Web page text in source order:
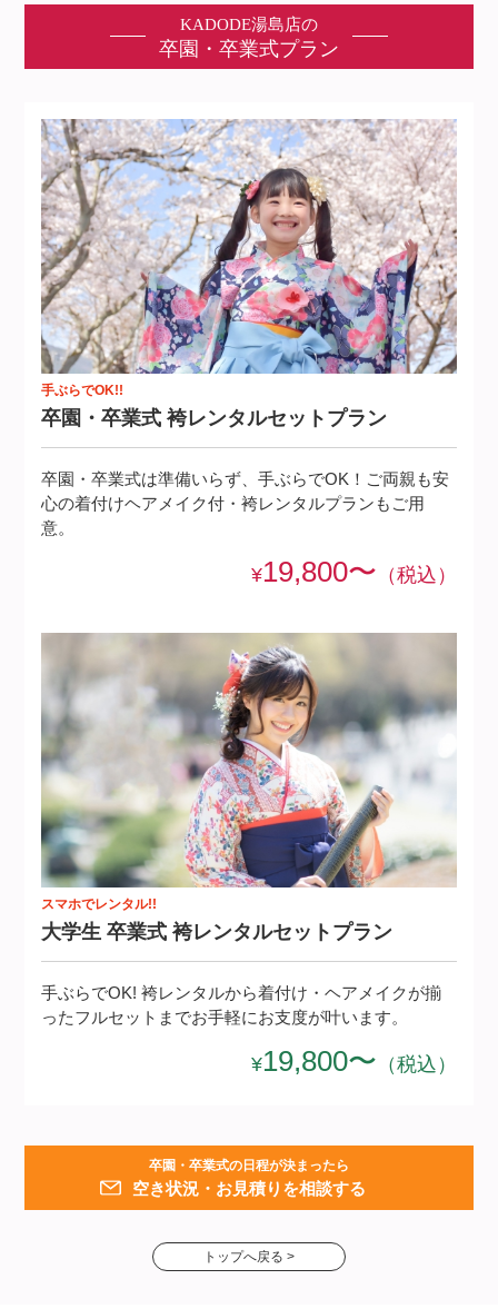
KADODE湯島店の
卒園・卒業式プラン
手ぶらでOK!!
卒園・卒業式 袴レンタルセットプラ ン
卒園・卒業式は準備いらず、手ぶらでOK！ご両親も安
心の着付けヘアメイク付・袴レンタルプランもご用
意。
¥19,800〜 （税込）
スマホでレンタル!!
大学生 卒業式 袴レンタルセットプラ ン
手ぶらでOK! 袴レンタルから着付け・ヘアメイクが揃
ったフルセットまでお手軽にお支度が叶います。
¥19,800〜 （税込）
卒園・卒業式の日程が決まったら
空き状況・お見積りを相談する
トップへ戻る >